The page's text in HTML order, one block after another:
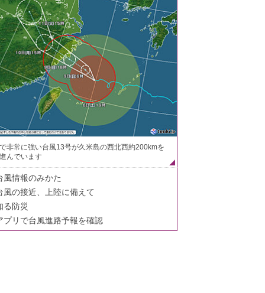
非常に強い台風13号が久米島の西北西約200kmを
んでいます
風情報のみかた
風の接近、上陸に備えて
る防災
プリで台風進路予報を確認